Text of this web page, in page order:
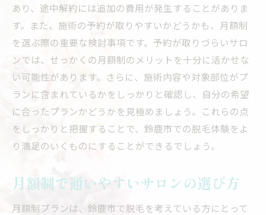
あり、途中解約には追加の費用が発生することがありま
す。また、施術の予約が取りやすいかどうかも、月額制
を選ぶ際の重要な検討事項です。予約が取りづらいサロ
ンでは、せっかくの月額制のメリットを十分に活かせな
い可能性があります。さらに、施術内容や対象部位がプ
ランに含まれているかをしっかりと確認し、自分の希望
に合ったプランかどうかを見極めましょう。これらの点
をしっかりと把握することで、鈴鹿市での脱毛体験をよ
り満足のいくものにすることができるでしょう。
月額制で通いやすいサロンの選び方
月額制プランは、鈴鹿市で脱毛を考えている方にとって